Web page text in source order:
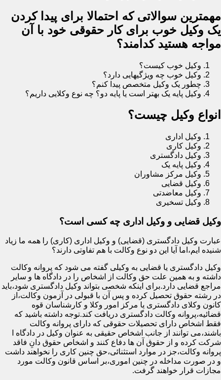
مهمترین سوالاتی که احتمالا برای پیدا کردن
یک وکیل خوب برای کار حقوقی خود با آن
مواجه هستید کدامند؟
وکیل خوب کیست؟
وکیل خوب چه ویژگیهایی دارد؟
چطور یک وکیل متخصص پیدا کنم؟
وکیل پایه یک بهتر است یا پایه دو؟ چه نوع وکلایی داریم؟
انواع وکیل چیست؟
وکیل اداری
وکیل کاری
وکیل دادگستری
وکیل پایه یک
وکیل مرکز مشاوران
وکیل قضایی
وکیل معاضدتی
وکیل تسخیری
وکیل قضایی و وکیل اداری چه کسی است؟
عبارت وکیل دادگستری (قضایی) و وکیل اداری (کاری) را همه ما زیاد
شنیده ایم،اما آیا این دو نوع وکالت با هم تفاوتی دارند؟
وکیل دادگستری یا قضایی به وکیلی گفته می شود که پروانه وکالت
داشته و به همین علت حق وکالت از اشخاص را در دادگاه ها و سایر
مراجع قضایی دارد.برای اینکه شخصی بتواند وکیل دادگستری شود،باید
در رشته حقوق تحصیل کرده و پس آن با قبولی در آزمون وکالت،از
کانون وکلای دادگستری یا مرکز امور وکلا و کارشناسان قوه
قضائیه،پروانه وکالت دادگستری دریافت کند.توجه داشته باشید که
فقط اشخاص دارای تحصیلات حقوقی که دارای پروانه وکالت
باشند،می توانند از جانب اشخاص حقیقی به عنوان وکیل در دادگاه ا
شرکت کرده و از حقوق آن ها دفاع کنند و اشخاص حقوق دانِ فاقد
پروانه وکالت،جز در موارد استثنائی،حق چنین کاری را نخواهند داشت
و در صورت مداخله در چنین اموری،بر اساس قانون وکالت مورد
مجازات قرار خواهند گرفت.